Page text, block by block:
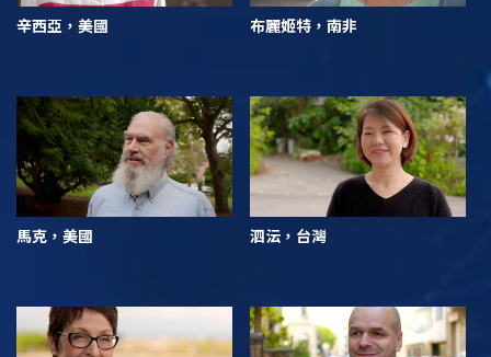
辛西亞，美國 布麗姬特，南非
馬克，美國 泗沄，台灣